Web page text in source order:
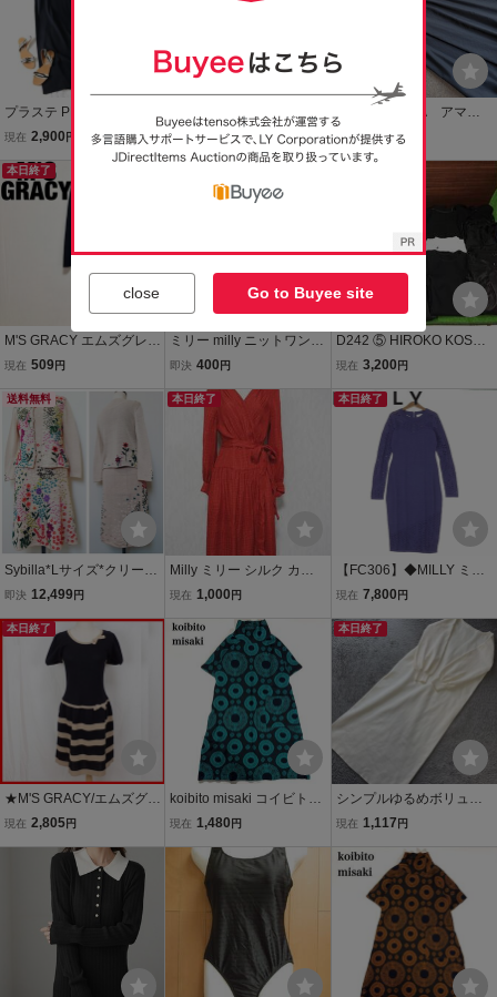
プラステ PLST☆洗える
ハイツイストレーヨンナ
イロン ニットワンピース
Mサイズ☆E-M 4460
現在 2,900 円
未使用 グレイル GRL デ
ニムパンツ ワンピース 半
袖チュールニット 等 7点
現在 1,100円
新品 AMACA アマカ
【ウォッシャブル】布
帛コンビニットワンピー
ス ４０（L) ネイビ
即決 15,500円
本日終了
M'S GRACY エムズグレイ
シー ウール ウール100%
ス 長袖ワンピース ニット
タートルネック ブラック
黒 40 M L
現在 509 円
ミリー milly ニットワンピ
ース ひざ丈 ノースリーブ
レディース
即決 400 円
D242 ⑤ HIROKO KOSHI
NO ヒロココシノ パンツ
ト ワンピース ジャケット
16点 レディースファッシ
ョン 2-15
現在 3,200 円
送料無料
Sybilla*Lサイズ*クリーニ
ング済*シビラ*TAPE YAR
ース*カーディガン*セッ
トアップ*刺繍*アップリ
ケ*ニット*花
即決 12,499円
本日終了
Milly ミリー シルク カシ
ュクール ドレス ワンピー
8139
現在 1,000 円
本日終了
【FC306】◆MILLY ミリ
ー アイレットレース ニッ
M
現在 7,800 円
本日終了
★M'S GRACY/エムズグレ
イシー 半袖ニットワンピ
ミニ丈/ブラック×ベージ
ュ/コットン他&19496000
現在 2,805円
koibito misaki コイビトミ
サキ ワンピース ニット 半
42628-72
現在 1,480 円
本日終了
シンプルゆるめボリュー
ム袖長袖ロングニットワ
使用 48
現在 1,117 円
close Go to Buyee site